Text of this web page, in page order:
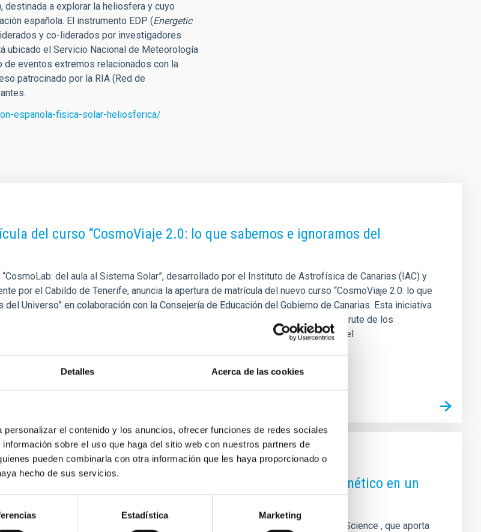
Detalles Acerca de las cookies
el contenido y los anuncios, ofrecer funciones de redes sociales
sobre el uso que haga del sitio web con nuestros partners de
pueden combinarla con otra información que les haya proporcionado o
hecho de sus servicios.
Estadística Marketing
destinada a explorar la heliosfera y cuyo
española. El instrumento EDP (Energetic
y co-liderados por investigadores
ubicado el Servicio Nacional de Meteorología
de eventos extremos relacionados con la
patrocinado por la RIA (Red de
espanola-fisica-solar-heliosferica/
del curso “CosmoViaje 2.0: lo que sabemos e ignoramos del
del aula al Sistema Solar”, desarrollado por el Instituto de Astrofísica de Canarias (IAC) y
por el Cabildo de Tenerife, anuncia la apertura de matrícula del nuevo curso “CosmoViaje 2.0: lo que
Universo” en colaboración con la Consejería de Educación del Gobierno de Canarias. Esta iniciativa
a toda la comunidad educativa de Tenerife y fomentar el conocimiento y disfrute de los
observatorios de Canarias. CosmoLab persigue promover la cultura científica en el
la evidencia más sólida hasta la fecha de un campo magnético en un
de Canarias (IAC) participa en un estudio internacional, publicado en la revista Science , que aporta